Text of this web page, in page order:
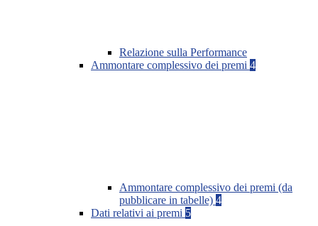
Relazione sulla Performance
Ammontare complessivo dei premi 4
Ammontare complessivo dei premi (da
pubblicare in tabelle) 4
Dati relativi ai premi 5